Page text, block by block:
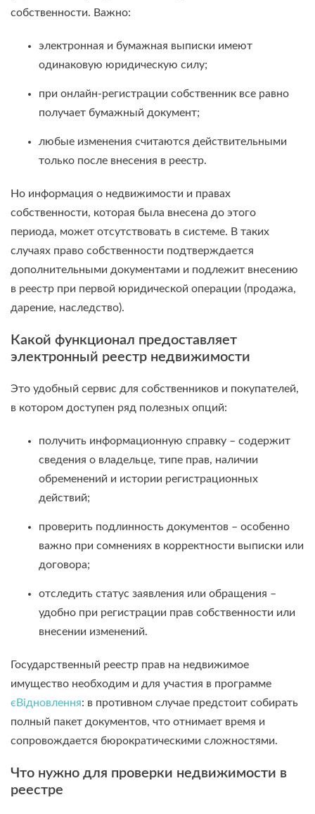
собственности. Важно:
электронная и бумажная выписки имеют
одинаковую юридическую силу;
при онлайн-регистрации собственник все равно
получает бумажный документ;
любые изменения считаются действительными
только после внесения в реестр.
Но информация о недвижимости и правах
собственности, которая была внесена до этого
периода, может отсутствовать в системе. В таких
случаях право собственности подтверждается
дополнительными документами и подлежит внесению
в реестр при первой юридической операции (продажа,
дарение, наследство).
Какой функционал предоставляет
электронный реестр недвижимости
Это удобный сервис для собственников и покупателей,
в котором доступен ряд полезных опций:
получить информационную справку – содержит
сведения о владельце, типе прав, наличии
обременений и истории регистрационных
действий;
проверить подлинность документов – особенно
важно при сомнениях в корректности выписки или
договора;
отследить статус заявления или обращения –
удобно при регистрации прав собственности или
внесении изменений.
Государственный реестр прав на недвижимое
имущество необходим и для участия в программе
єВідновлення: в противном случае предстоит собирать
полный пакет документов, что отнимает время и
сопровождается бюрократическими сложностями.
Что нужно для проверки недвижимости в
реестре